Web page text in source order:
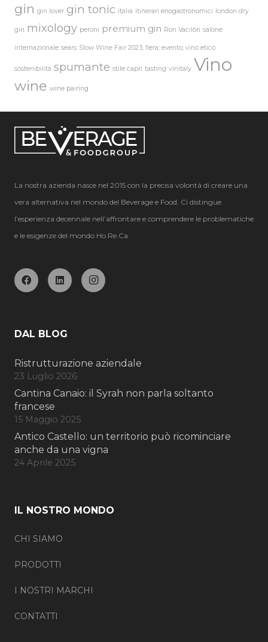
gin gin lover gin tonic italia itinerari enogastronomici london dry
gin mixology peroni premium gin Ron Vacilón salone
internazionale sears Slow Wine Fair 2023; fiera; evento; vino etico
sostenibilità spumante stile capri tasting vinitaly Vino
wine wine pairing
La nostra azienda nasce nel 2015 con la precisa volontà di creare una
vera alternativa nel mondo del Beverage e Food. Ci distingue
l’esperienza decennale nell’affrontare e comprendere le problematiche
e le esigenze del mondo Ho.Re.Ca.
DAL BLOG
Ristrutturazione aziendale
23 Luglio 2026
Cantina Canaio: il Syrah non parla soltanto
francese
15 Maggio 2025
Antico Castello: un territorio può ricominciare
anche da una vigna
24 Aprile 2025
IL NOSTRO MONDO
CHI SIAMO
PRODOTTI
I NOSTRI MARCHI
CONTATTI